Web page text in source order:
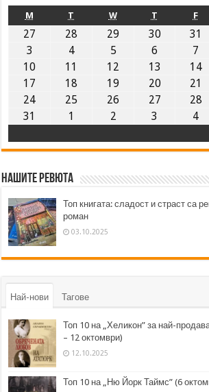
M T W T F
27 28 29 30 31
3
4 5 6 7
10
11 12 13 14
17
18 19 20 21
24
25 26 27 28
31
1 2 3 4
Нашите ревюта
Топ книгата: сладост и страст са
роман
03.10.2025
Най-нови Тагове
Топ 10 на „Хеликон” за най-
– 12 октомври)
12.10.2025
Топ 10 на „Ню Йорк Таймс” (6